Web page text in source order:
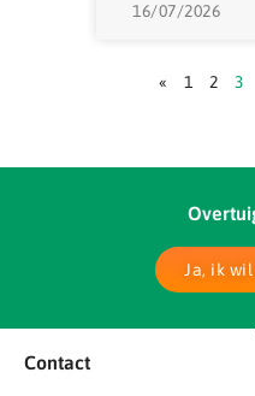
16/07/2026
« 1 2 3
Ja, ik
Contact